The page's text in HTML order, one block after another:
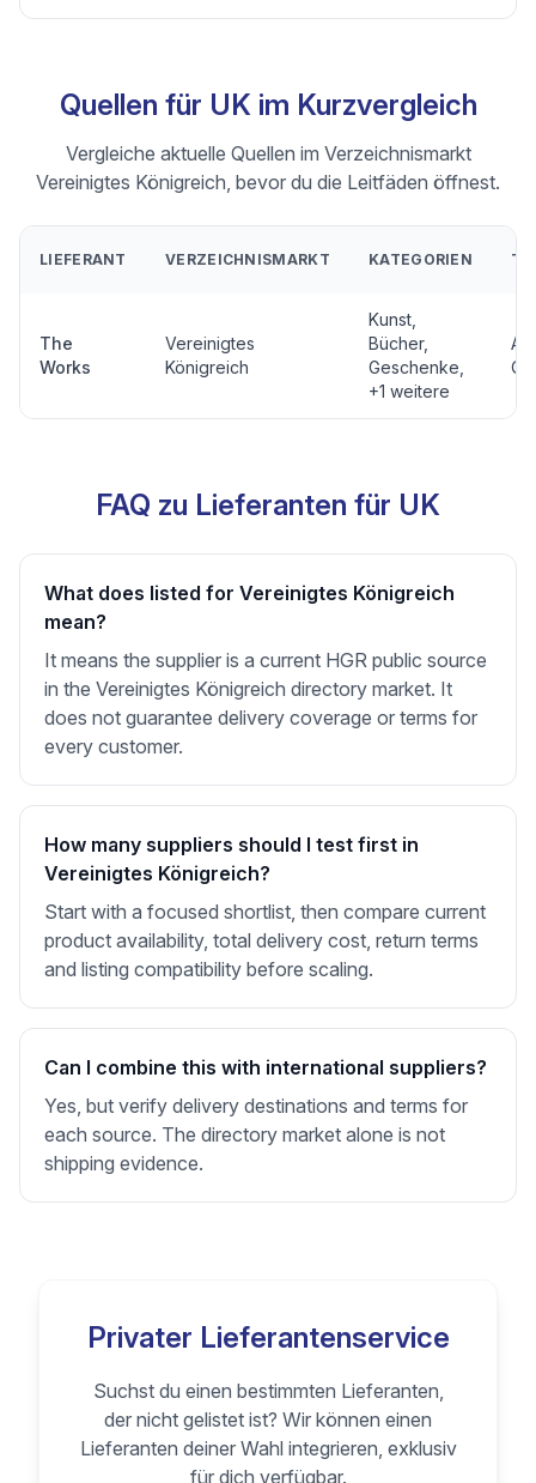
Quellen für UK im Kurzvergleich
Vergleiche aktuelle Quellen im Verzeichnismarkt
Vereinigtes Königreich, bevor du die Leitfäden öffnest.
LIEFERANT VERZEICHNISMARKT KATEGORIEN
The
Works
Vereinigtes
Königreich
Kunst,
Bücher,
Geschenke
+1 weitere
FAQ zu Lieferanten für UK
What does listed for Vereinigtes Königreich
mean?
It means the supplier is a current HGR public source
in the Vereinigtes Königreich directory market. It
does not guarantee delivery coverage or terms for
every customer.
How many suppliers should I test first in
Vereinigtes Königreich?
Start with a focused shortlist, then compare current
product availability, total delivery cost, return terms
and listing compatibility before scaling.
Can I combine this with international suppliers?
Yes, but verify delivery destinations and terms for
each source. The directory market alone is not
shipping evidence.
Privater Lieferantenservice
Suchst du einen bestimmten Lieferanten,
der nicht gelistet ist? Wir können einen
Lieferanten deiner Wahl integrieren, exklusiv
für dich verfügbar.